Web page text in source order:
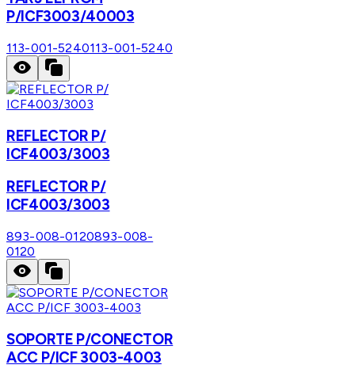
P/ICF3003/40003
113-001-5240113-001-5240
REFLECTOR P/
ICF4003/3003
REFLECTOR P/
ICF4003/3003
893-008-0120893-008-
0120
SOPORTE P/CONECTOR
ACC P/ICF 3003-4003